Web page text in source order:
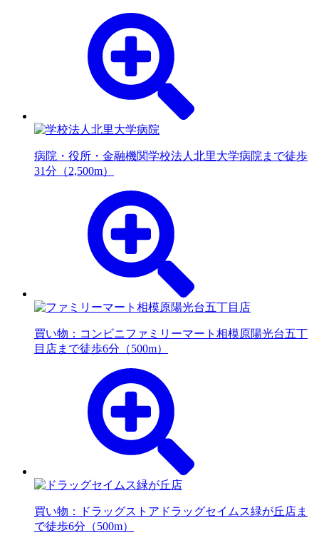
病院・役所・金融機関学校法人北里大学病院まで徒歩
31分（2,500m）
買い物：コンビニファミリーマート相模原陽光台五丁
目店まで徒歩6分（500m）
買い物：ドラッグストア ドラッグセイムス緑が丘店ま
で徒歩6分（500m）